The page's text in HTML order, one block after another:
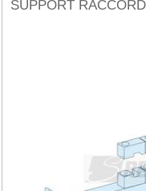
SUPPORT